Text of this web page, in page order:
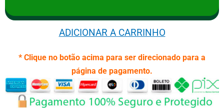
ADICIONAR A CARRINHO
* Clique no botão acima para ser direcionado para a
página de pagamento.